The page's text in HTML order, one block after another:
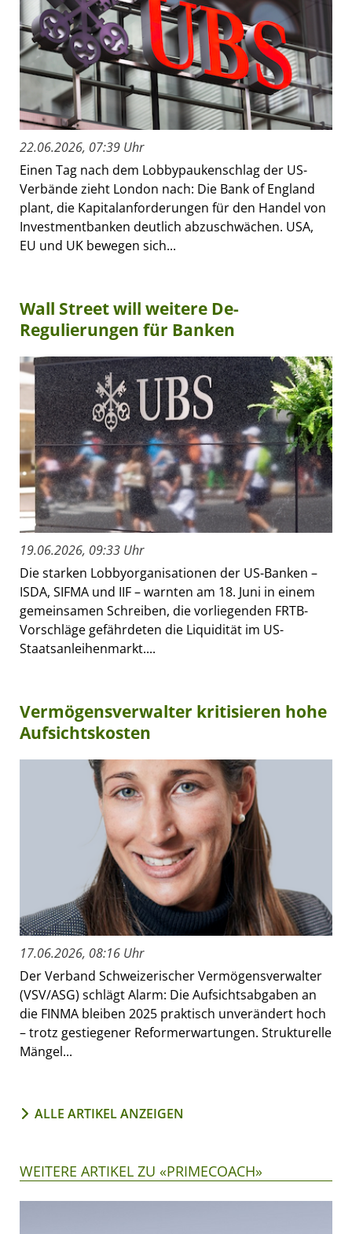
22.06.2026, 07:39 Uhr
Einen Tag nach dem Lobbypaukenschlag der US-
Verbände zieht London nach: Die Bank of England
plant, die Kapitalanforderungen für den Handel von
Investmentbanken deutlich abzuschwächen. USA,
EU und UK bewegen sich...
Wall Street will weitere De-
Regulierungen für Banken
19.06.2026, 09:33 Uhr
Die starken Lobbyorganisationen der US-Banken –
ISDA, SIFMA und IIF – warnten am 18. Juni in einem
gemeinsamen Schreiben, die vorliegenden FRTB-
Vorschläge gefährdeten die Liquidität im US-
Staatsanleihenmarkt....
Vermögensverwalter kritisieren hohe
Aufsichtskosten
17.06.2026, 08:16 Uhr
Der Verband Schweizerischer Vermögensverwalter
(VSV/ASG) schlägt Alarm: Die Aufsichtsabgaben an
die FINMA bleiben 2025 praktisch unverändert hoch
– trotz gestiegener Reformerwartungen. Strukturelle
Mängel...
ALLE ARTIKEL ANZEIGEN
WEITERE ARTIKEL ZU «PRIMECOACH»